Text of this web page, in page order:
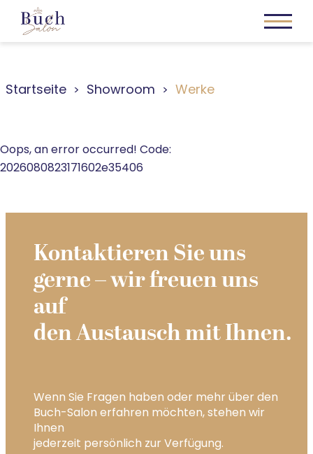
Startseite Showroom Werke
Oops, an error occurred! Code:
2026080823171602e35406
Kontaktieren Sie uns
gerne – wir freuen uns
auf
den Austausch mit Ihnen.
Wenn Sie Fragen haben oder mehr über den
Buch-Salon erfahren möchten, stehen wir
Ihnen
jederzeit persönlich zur Verfügung.